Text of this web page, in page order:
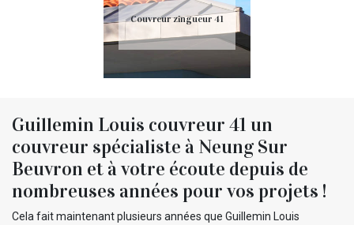
Couvreur zingueur 41
Guillemin Louis couvreur 41 un
couvreur spécialiste à Neung Sur
Beuvron et à votre écoute depuis de
nombreuses années pour vos projets !
Cela fait maintenant plusieurs années que Guillemin Louis